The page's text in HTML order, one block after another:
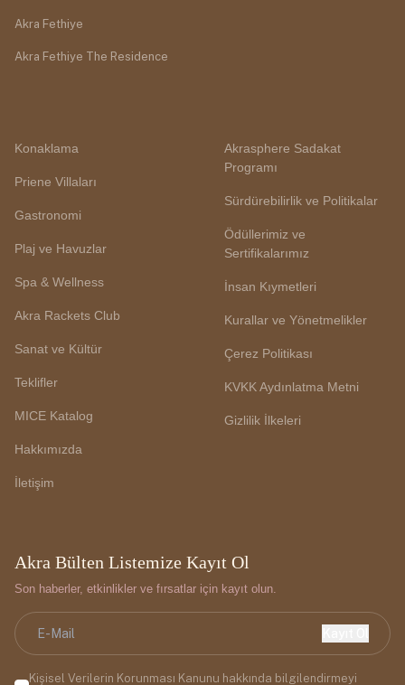
Akra Fethiye
Akra Fethiye The Residence
Konaklama
Priene Villaları
Gastronomi
Plaj ve Havuzlar
Spa & Wellness
Akra Rackets Club
Sanat ve Kültür
Teklifler
MICE Katalog
Hakkımızda
İletişim
Akrasphere Sadakat
Programı
Sürdürebilirlik ve Politikalar
Ödüllerimiz ve
Sertifikalarımız
İnsan Kıymetleri
Kurallar ve Yönetmelikler
Çerez Politikası
KVKK Aydınlatma Metni
Gizlilik İlkeleri
Akra Bülten Listemize Kayıt Ol
Son haberler, etkinlikler ve fırsatlar için kayıt olun.
Kişisel Verilerin Korunması Kanunu hakkında bilgilendirmeyi